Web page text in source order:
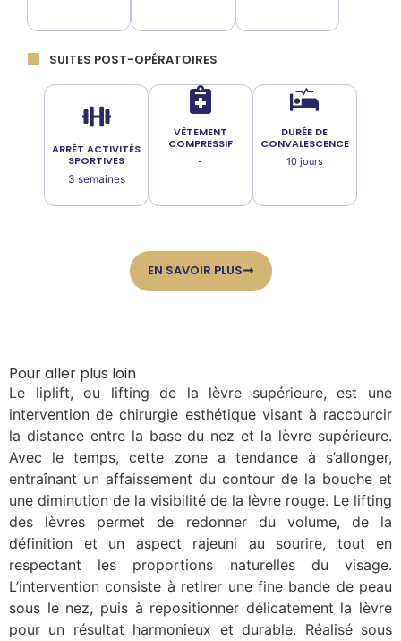
SUITES POST-OPÉRATOIRES
ARRÊT ACTIVITÉS
SPORTIVES
3 semaines
VÊTEMENT
COMPRESSIF
-
DURÉE DE
CONVALESCENCE
10 jours
EN SAVOIR PLUS
Pour aller plus loin
Le liplift, ou lifting de la lèvre supérieure, est une
intervention de chirurgie esthétique visant à raccourcir
la distance entre la base du nez et la lèvre supérieure.
Avec le temps, cette zone a tendance à s’allonger,
entraînant un affaissement du contour de la bouche et
une diminution de la visibilité de la lèvre rouge. Le lifting
des lèvres permet de redonner du volume, de la
définition et un aspect rajeuni au sourire, tout en
respectant les proportions naturelles du visage.
L’intervention consiste à retirer une fine bande de peau
sous le nez, puis à repositionner délicatement la lèvre
pour un résultat harmonieux et durable. Réalisé sous